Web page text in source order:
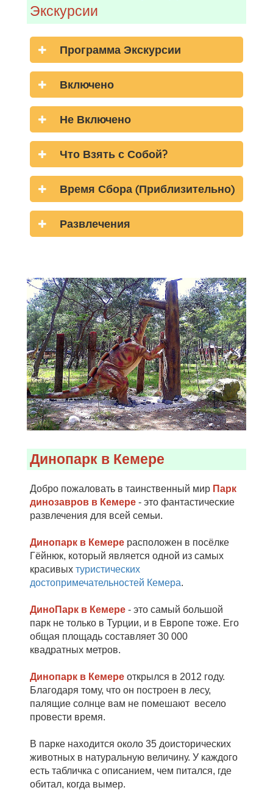
Добро пожаловать в таинственный мир Парк
динозавров в Кемере - это фантастические
развлечения для всей семьи.
Динопарк в Кемере расположен в посёлке
Гёйнюк, который является одной из самых
красивых туристических
достопримечательностей Кемера.
ДиноПарк в Кемере - это самый большой
парк не только в Турции, и в Европе тоже. Его
общая площадь составляет 30 000
квадратных метров.
Динопарк в Кемере открылся в 2012 году.
Благодаря тому, что он построен в лесу,
палящие солнце вам не помешают весело
провести время.
В парке находится около 35 доисторических
животных в натуральную величину. У каждого
есть табличка с описанием, чем питался, где
обитал, когда вымер.
Экскурсии
Программа Экскурсии
Включено
Не Включено
Что Взять с Собой?
Время Сбора (Приблизительно)
Развлечения
Динопарк в Кемере